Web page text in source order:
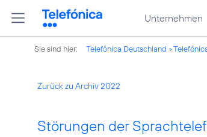
Unternehmen
Sie sind hier: Telefónica Deutschland
Zurück zu Archiv 2022
Störungen der